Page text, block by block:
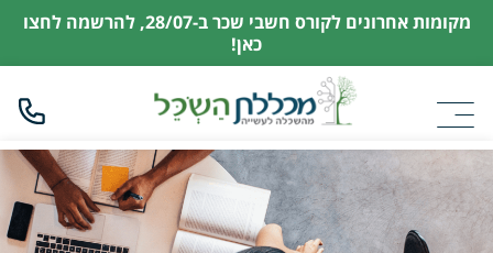
מקומות אחרונים לקורס חשבי שכר ב-28/07,
להרשמה לחצו
כאן!